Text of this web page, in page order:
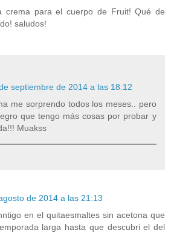
crema para el cuerpo de Fruit! Qué de
saludos!
septiembre de 2014 a las 18:12
me sorprendo todos los meses.. pero
que tengo más cosas por probar y
Muakss
de 2014 a las 21:13
en el quitaesmaltes sin acetona que
larga hasta que descubri el del